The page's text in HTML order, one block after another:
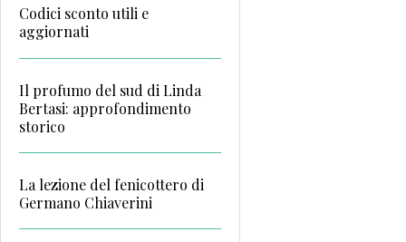
Codici sconto utili e
aggiornati
Il profumo del sud di Linda
Bertasi: approfondimento
storico
La lezione del fenicottero di
Germano Chiaverini